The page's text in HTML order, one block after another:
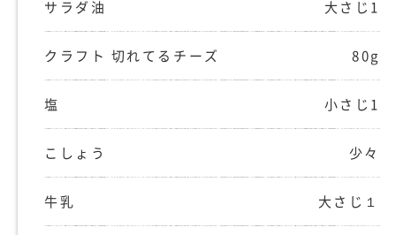
サラダ油 大さじ1
クラフト 切れてるチーズ 80g
塩 小さじ1
こしょう 少々
牛乳 大さじ１